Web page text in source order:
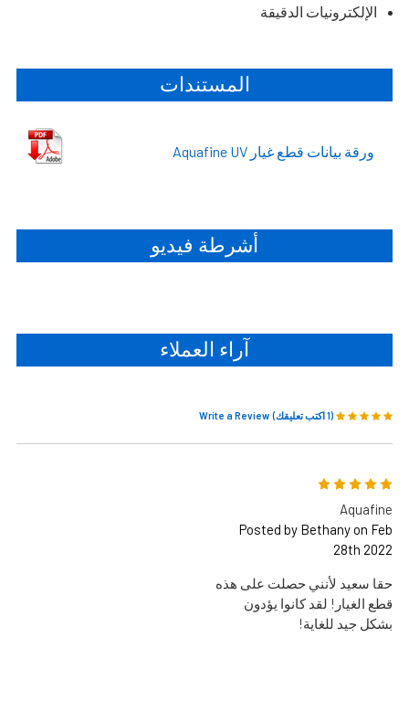
الإلكترونيات الدقيقة
المستندات
ورقة بيانات قطع غيار Aquafine UV
أشرطة فيديو
آراء العملاء
(1 اكتب تعليقك) Write a Review
5
Aquafine
Posted by Bethany on Feb
28th 2022
حقا سعيد لأنني حصلت على هذه
قطع الغيار! لقد كانوا يؤدون
بشكل جيد للغاية!